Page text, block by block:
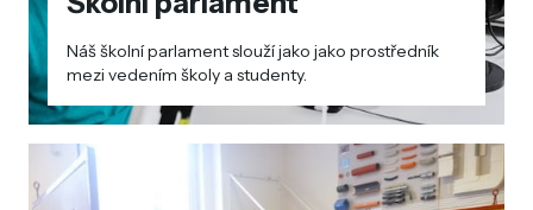
Náš školní parlament slouží jako jako prostředník
mezi vedením školy a studenty.